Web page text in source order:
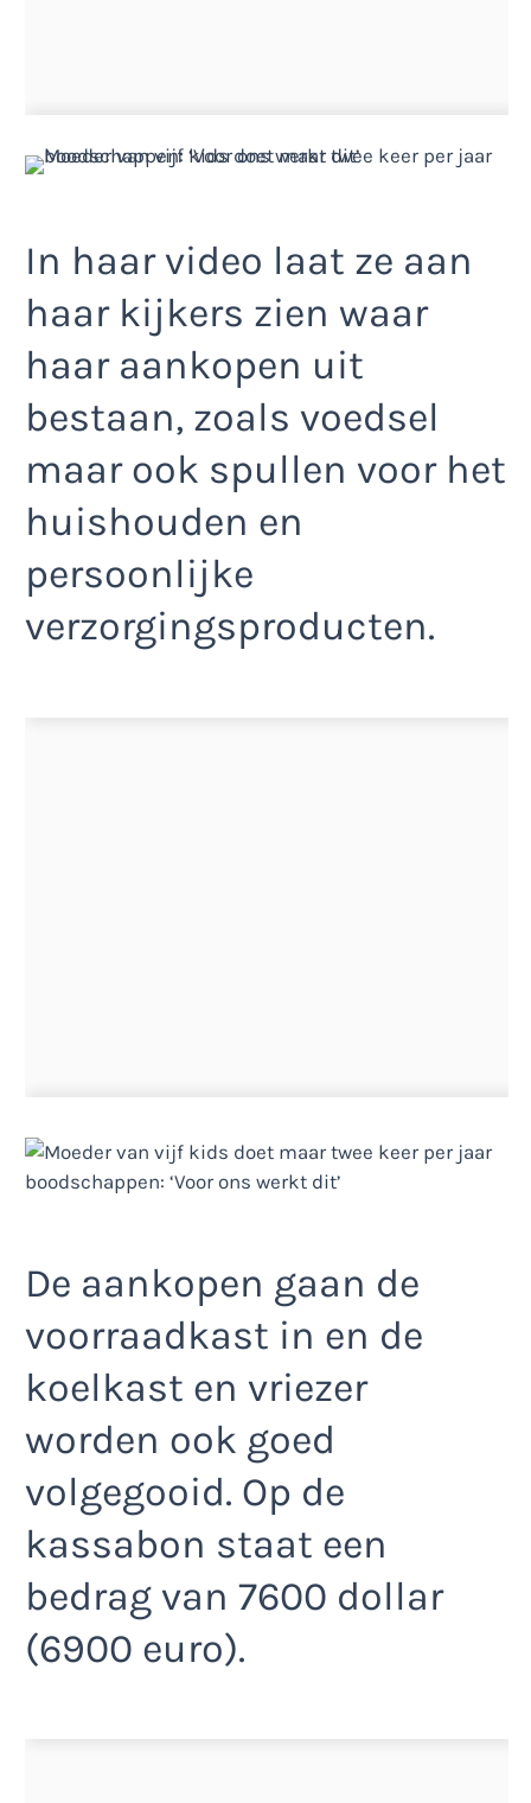
In haar video laat ze aan
haar kijkers zien waar
haar aankopen uit
bestaan, zoals voedsel
maar ook spullen voor het
huishouden en
persoonlijke
verzorgingsproducten.
De aankopen gaan de
voorraadkast in en de
koelkast en vriezer
worden ook goed
volgegooid. Op de
kassabon staat een
bedrag van 7600 dollar
(6900 euro).